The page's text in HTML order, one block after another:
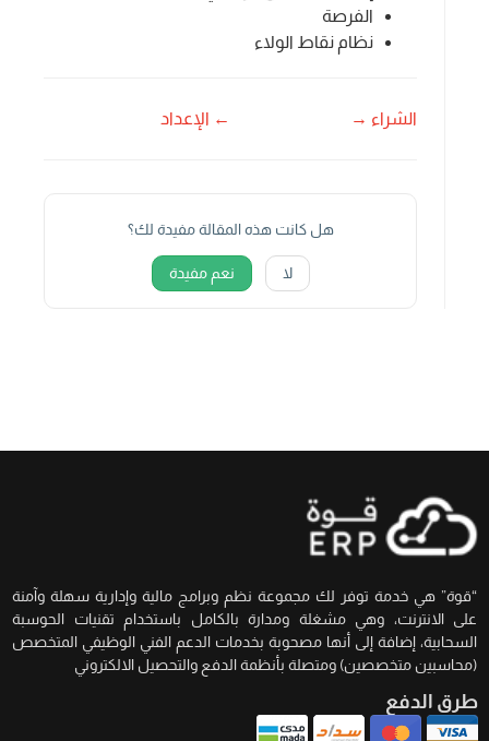
الفرصة
نظام نقاط الولاء
← الإعداد الشراء →
هل كانت هذه المقالة مفيدة لك؟
لا نعم مفيدة
“قوة” هي خدمة توفر لك مجموعة نظم وبرامج مالية وإدارية سهلة وآمنة
على الانترنت، وهي مشغلة ومدارة بالكامل باستخدام تقنيات الحوسبة
السحابية، إضافة إلى أنها مصحوبة بخدمات الدعم الفني الوظيفي المتخصص
(محاسبين متخصصين) ومتصلة بأنظمة الدفع والتحصيل الالكتروني
طرق الدفع